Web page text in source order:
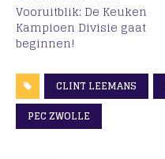
Vooruitblik: De Keuken
Kampioen Divisie gaat
beginnen!
CLINT LEEMANS
PEC ZWOLLE